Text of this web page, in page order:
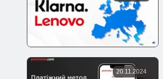
20.11.2024